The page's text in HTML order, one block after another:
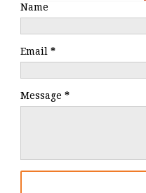
Name
Email *
Message *